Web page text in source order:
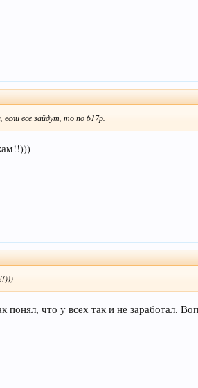
если все зайдут, то по 617р.
понял, что у всех так и не заработал.